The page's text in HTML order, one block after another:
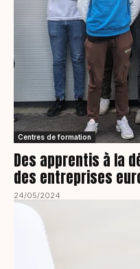
Centres de formation
Des apprentis à la
des entreprises
24/05/2024